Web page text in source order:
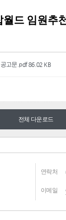
고문.pdf86.02 KB
전체 다운로드
연락처
이메일